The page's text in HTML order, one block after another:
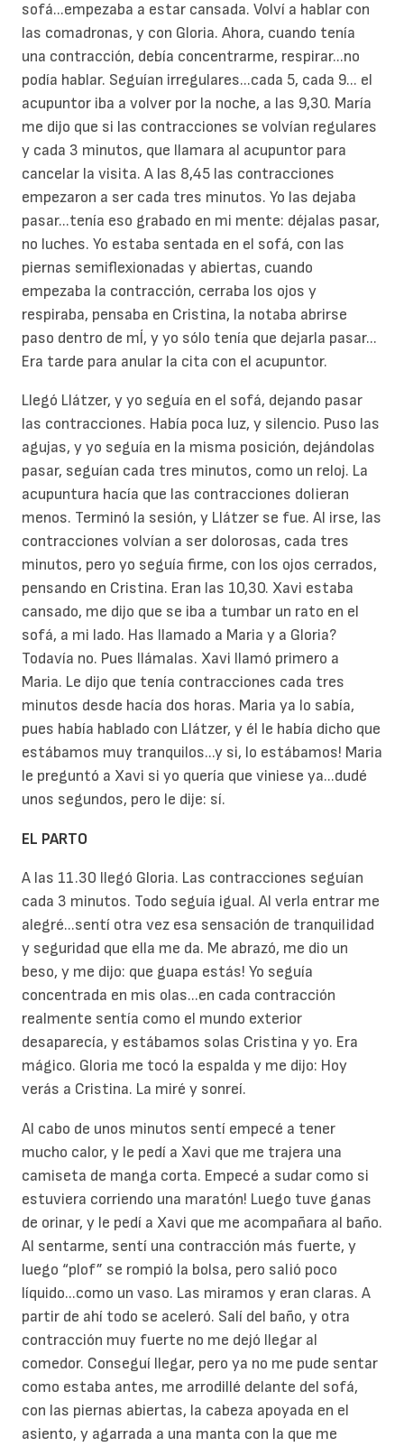
sofá...empezaba a estar cansada. Volví a hablar con
las comadronas, y con Gloria. Ahora, cuando tenía
una contracción, debía concentrarme, respirar...no
podía hablar. Seguían irregulares...cada 5, cada 9... el
acupuntor iba a volver por la noche, a las 9,30. María
me dijo que si las contracciones se volvían regulares
y cada 3 minutos, que llamara al acupuntor para
cancelar la visita. A las 8,45 las contracciones
empezaron a ser cada tres minutos. Yo las dejaba
pasar...tenía eso grabado en mi mente: déjalas pasar,
no luches. Yo estaba sentada en el sofá, con las
piernas semiflexionadas y abiertas, cuando
empezaba la contracción, cerraba los ojos y
respiraba, pensaba en Cristina, la notaba abrirse
paso dentro de mÍ, y yo sólo tenía que dejarla pasar...
Era tarde para anular la cita con el acupuntor.
Llegó Llátzer, y yo seguía en el sofá, dejando pasar
las contracciones. Había poca luz, y silencio. Puso las
agujas, y yo seguía en la misma posición, dejándolas
pasar, seguían cada tres minutos, como un reloj. La
acupuntura hacía que las contracciones dolieran
menos. Terminó la sesión, y Llátzer se fue. Al irse, las
contracciones volvían a ser dolorosas, cada tres
minutos, pero yo seguía firme, con los ojos cerrados,
pensando en Cristina. Eran las 10,30. Xavi estaba
cansado, me dijo que se iba a tumbar un rato en el
sofá, a mi lado. Has llamado a Maria y a Gloria?
Todavía no. Pues llámalas. Xavi llamó primero a
Maria. Le dijo que tenía contracciones cada tres
minutos desde hacía dos horas. Maria ya lo sabía,
pues había hablado con Llátzer, y él le había dicho que
estábamos muy tranquilos...y si, lo estábamos! Maria
le preguntó a Xavi si yo quería que viniese ya...dudé
unos segundos, pero le dije: sí.
EL PARTO
A las 11.30 llegó Gloria. Las contracciones seguían
cada 3 minutos. Todo seguía igual. Al verla entrar me
alegré...sentí otra vez esa sensación de tranquilidad
y seguridad que ella me da. Me abrazó, me dio un
beso, y me dijo: que guapa estás! Yo seguía
concentrada en mis olas...en cada contracción
realmente sentía como el mundo exterior
desaparecía, y estábamos solas Cristina y yo. Era
mágico. Gloria me tocó la espalda y me dijo: Hoy
verás a Cristina. La miré y sonreí.
Al cabo de unos minutos sentí empecé a tener
mucho calor, y le pedí a Xavi que me trajera una
camiseta de manga corta. Empecé a sudar como si
estuviera corriendo una maratón! Luego tuve ganas
de orinar, y le pedí a Xavi que me acompañara al baño.
Al sentarme, sentí una contracción más fuerte, y
luego “plof” se rompió la bolsa, pero salió poco
líquido...como un vaso. Las miramos y eran claras. A
partir de ahí todo se aceleró. Salí del baño, y otra
contracción muy fuerte no me dejó llegar al
comedor. Conseguí llegar, pero ya no me pude sentar
como estaba antes, me arrodillé delante del sofá,
con las piernas abiertas, la cabeza apoyada en el
asiento, y agarrada a una manta con la que me